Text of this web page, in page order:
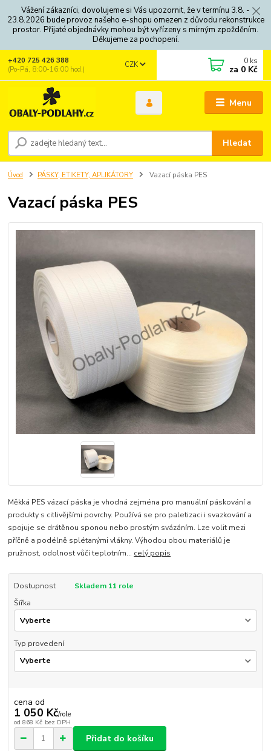
Vážení zákazníci, dovolujeme si Vás upozornit, že v termínu 3.8. -
23.8.2026 bude provoz našeho e-shopu omezen z důvodu rekonstrukce
prostor. Přijaté objednávky mohou být vyřízeny s mírným zpožděním.
Děkujeme za pochopení.
Menu
CZK
Hledat
+420 725 426 388
(Po-Pá, 8:00-16:00 hod.)
0 ks
za 0 Kč
Úvod PÁSKY, ETIKETY, APLIKÁTORY Vazací páska PES
Vazací páska PES
Měkká PES vázací páska je vhodná zejména pro manuální páskování a
produkty s citlivějšími povrchy. Používá se pro paletizaci i svazkování a
spojuje se drátěnou sponou nebo prostým svázáním. Lze volit mezi
příčně a podélně splétanými vlákny. Výhodou obou materiálů je
pružnost, odolnost vůči teplotním... celý popis
Dostupnost
Skladem 11 role
Šířka
Typ provedení
cena od
1 050 Kč/role
od 868 Kč bez DPH
Přidat do košíku